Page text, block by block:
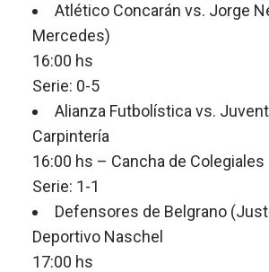
Atlético Concarán vs. Jorge
Mercedes)
16:00 hs
Serie: 0-5
Alianza Futbolística vs.
Carpintería
16:00 hs – Cancha de Colegiales
Serie: 1-1
Defensores de Belgrano
Deportivo Naschel
17:00 hs